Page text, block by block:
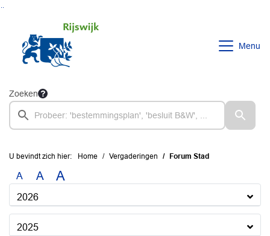
Menu
Zoeken
U bevindt zich hier: Home Vergaderingen Forum Stad
A A A
2026
2025